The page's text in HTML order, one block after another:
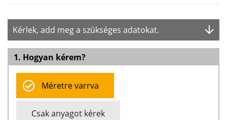
Kérlek, add meg a szükséges adatokat.
1. Hogyan kérem?
Méretre varrva
Csak anyagot kérek